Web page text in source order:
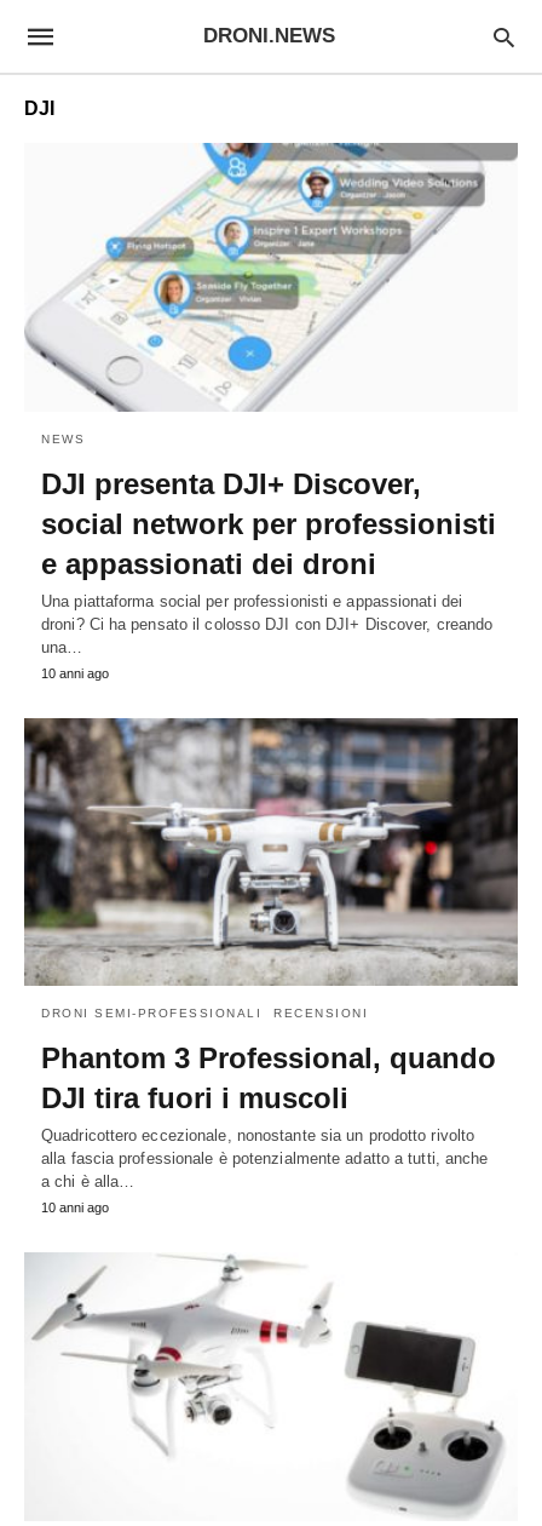
DRONI.NEWS
DJI
NEWS
DJI presenta DJI+ Discover,
social network per professionisti
e appassionati dei droni
Una piattaforma social per professionisti e appassionati dei
droni? Ci ha pensato il colosso DJI con DJI+ Discover, creando
una…
10 anni ago
DRONI SEMI-PROFESSIONALI RECENSIONI
Phantom 3 Professional, quando
DJI tira fuori i muscoli
Quadricottero eccezionale, nonostante sia un prodotto rivolto
alla fascia professionale è potenzialmente adatto a tutti, anche
a chi è alla…
10 anni ago